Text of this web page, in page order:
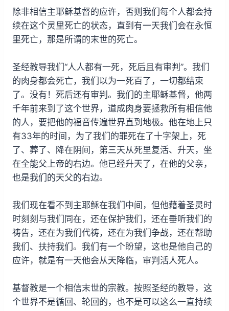
除非相信主耶稣基督的应许，否则我们每个人都会持
续在这个灵里死亡的状态，直到有一天我们会在永恒
里死亡，那是所谓的末世的死亡。
圣经教导我们“人人都有一死，死后且有审判”。我们
的肉身都会死亡，我们以为一死百了，一切都结束
了。没有！死后还有审判。我们的主耶稣基督，他两
千年前来到了这个世界，道成肉身要拯救所有相信他
的人，要把他的福音传遍世界直到地极。他在地上只
有33年的时间，为了我们的罪死在了十字架上，死
了、葬了、降在阴间，第三天从死里复活、升天，坐
在全能父上帝的右边。他已经升天了，在他的父亲，
也是我们的天父的右边。
我们现在看不到主耶稣在我们中间，但他藉着圣灵时
时刻刻与我们同在，还在保护我们，还在垂听我们的
祷告，还在为我们代祷，还在为我们争战，还在帮助
我们、扶持我们。我们有一个盼望，这也是他自己的
应许，就是有一天他会从天降临，审判活人死人。
基督教是一个相信末世的宗教。按照圣经的教导，这
个世界不是循回、轮回的，也不是可以这么一直持续